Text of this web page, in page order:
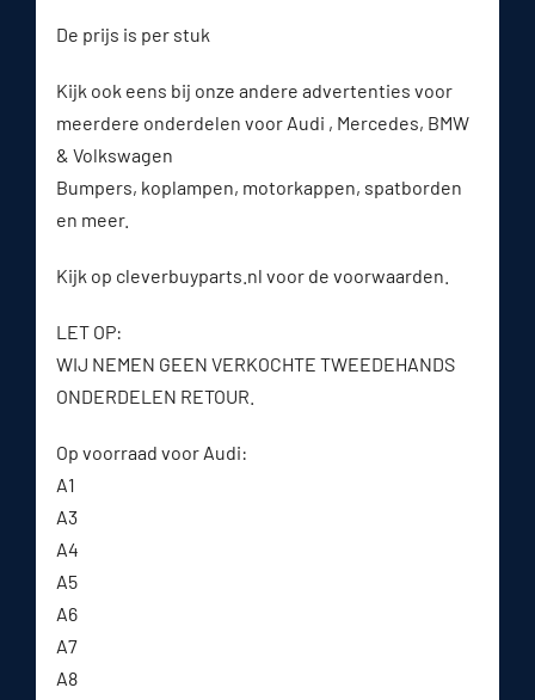
De prijs is per stuk
Kijk ook eens bij onze andere advertenties voor
meerdere onderdelen voor Audi , Mercedes, BMW
& Volkswagen
Bumpers, koplampen, motorkappen, spatborden
en meer.
Kijk op cleverbuyparts.nl voor de voorwaarden.
LET OP:
WIJ NEMEN GEEN VERKOCHTE TWEEDEHANDS
ONDERDELEN RETOUR.
Op voorraad voor Audi:
A1
A3
A4
A5
A6
A7
A8